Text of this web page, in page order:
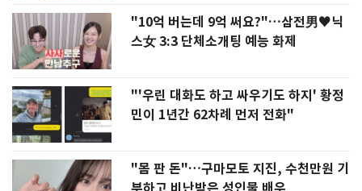
"10억 버는데 9억 써요?"…삼전男♥닉
스女 3:3 단체소개팅 예능 화제
"'우린 대화도 하고 싸우기도 하지' 황정
민이 1년간 62차례 먼저 전화"
"몸 판 돈"…구마모토 지진, 수천만원 기